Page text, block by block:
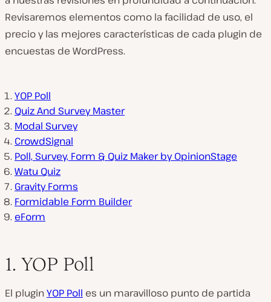
Revisaremos elementos como la facilidad de uso, el
precio y las mejores características de cada plugin de
encuestas de WordPress.
YOP Poll
Quiz And Survey Master
Modal Survey
CrowdSignal
Poll, Survey, Form & Quiz Maker by OpinionStage
Watu Quiz
Gravity Forms
Formidable Form Builder
eForm
1. YOP Poll
El pluginYOP Poll es un maravilloso punto de partida